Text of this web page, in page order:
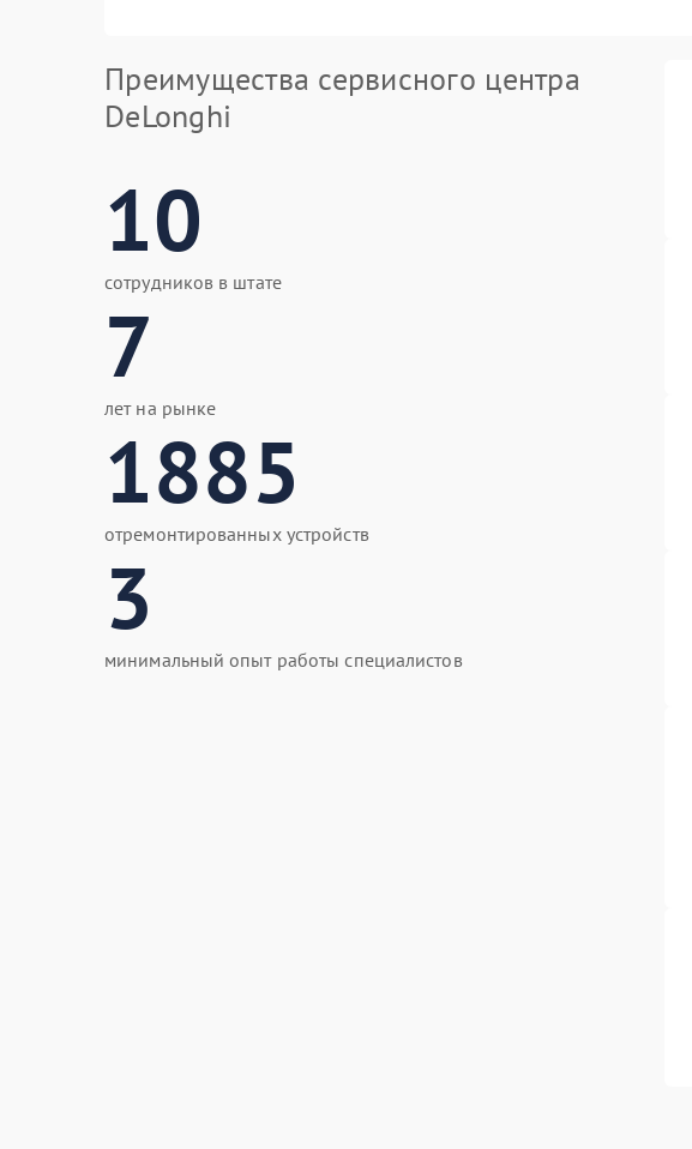
Преимущества сервисного центра
DeLonghi
10
сотрудников в штате
7
лет на рынке
1885
отремонтированных устройств
3
минимальный опыт работы специалистов